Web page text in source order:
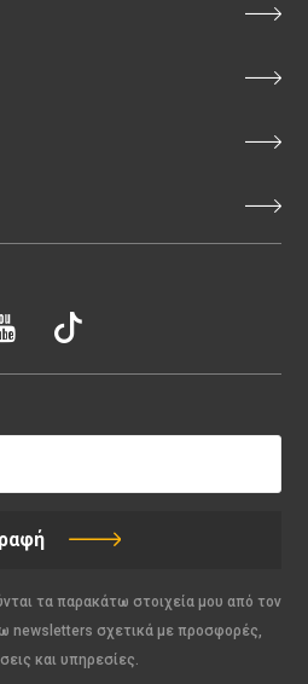
τα παρακάτω στοιχεία μου από τον
newsletters σχετικά με προσφορές,
και υπηρεσίες.